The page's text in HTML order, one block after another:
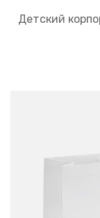
Детский